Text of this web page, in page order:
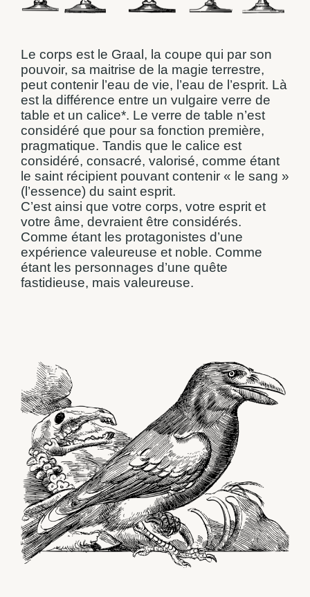
Le corps est le Graal, la coupe qui par son
pouvoir, sa maitrise de la magie terrestre,
peut contenir l’eau de vie, l’eau de l’esprit. Là
est la différence entre un vulgaire verre de
table et un calice*. Le verre de table n’est
considéré que pour sa fonction première,
pragmatique. Tandis que le calice est
considéré, consacré, valorisé, comme étant
le saint récipient pouvant contenir « le sang »
(l’essence) du saint esprit.
C’est ainsi que votre corps, votre esprit et
votre âme, devraient être considérés.
Comme étant les protagonistes d’une
expérience valeureuse et noble. Comme
étant les personnages d’une quête
fastidieuse, mais valeureuse.